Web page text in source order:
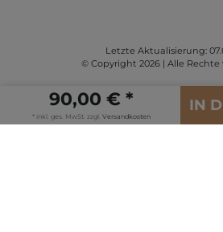
90,00 € *
* inkl. ges. MwSt. zzgl. Versandkosten
IN
Letzte Aktualisierung:
© Copyright 2026 | Alle